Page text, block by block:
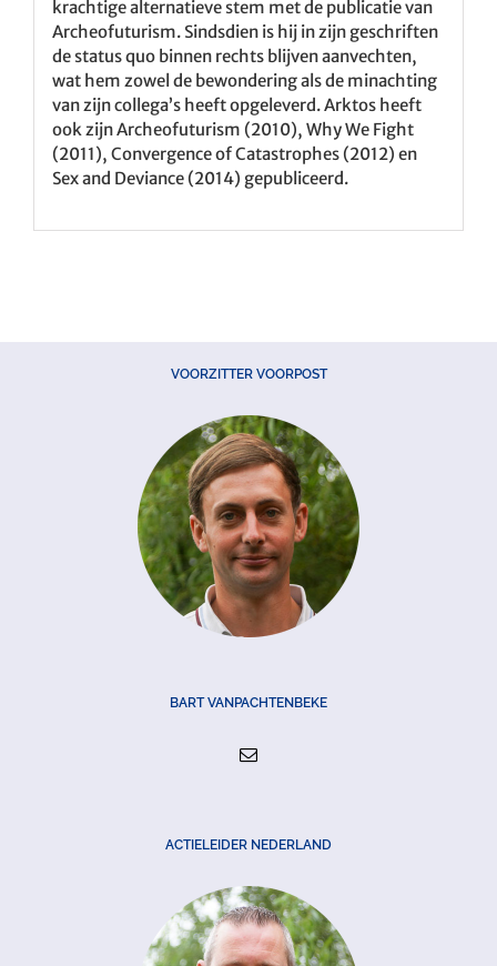
krachtige alternatieve stem met de publicatie van
Archeofuturism. Sindsdien is hij in zijn geschriften
de status quo binnen rechts blijven aanvechten,
wat hem zowel de bewondering als de minachting
van zijn collega’s heeft opgeleverd. Arktos heeft
ook zijn Archeofuturism (2010), Why We Fight
(2011), Convergence of Catastrophes (2012) en
Sex and Deviance (2014) gepubliceerd.
VOORZITTER VOORPOST
BART VANPACHTENBEKE
ACTIELEIDER NEDERLAND